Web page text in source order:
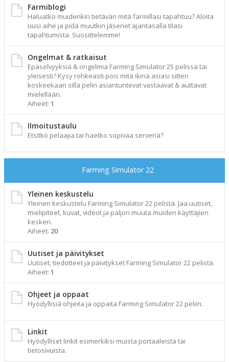
Farmiblogi
Haluatko muidenkin tietävän mitä farmillasi tapahtuu? Aloita
uusi aihe ja pidä muutkin jäsenet ajantasalla tilasi
tapahtumista. Suosittelemme!
Ongelmat & ratkaisut
Epäselvyyksiä & ongelmia Farming Simulator 25 pelissä tai
yleisesti? Kysy rohkeasti pois mitä ikinä asiasi sitten
koskeekaan sillä pelin asiantuntevat vastaavat & auttavat
mielellään.
Aiheet: 1
Ilmoitustaulu
Etsitkö pelaajia tai haetko sopivaa serveriä?
Farming Simulator 22
Yleinen keskustelu
Yleinen keskustelu Farming Simulator 22 pelistä. Jaa uutiset,
mielipiteet, kuvat, videot ja paljon muuta muiden käyttäjien
kesken.
Aiheet: 20
Uutiset ja päivitykset
Uutiset, tiedotteet ja päivitykset Farming Simulator 22 pelistä.
Aiheet: 1
Ohjeet ja oppaat
Hyödyllisiä ohjeita ja oppaita Farming Simulator 22 peliin.
Linkit
Hyödylliset linkit esimerkiksi muista portaaleista tai
tietosivuista.